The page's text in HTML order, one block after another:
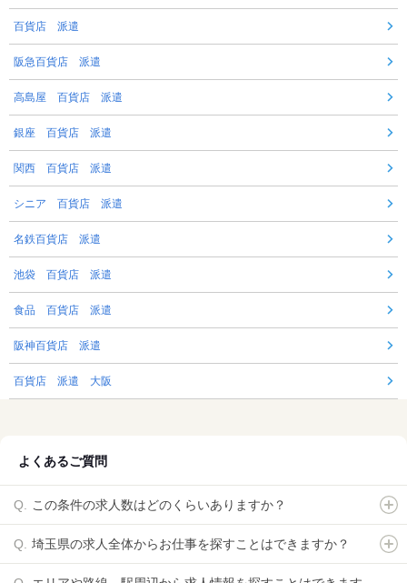
百貨店 派遣
阪急百貨店 派遣
高島屋 百貨店 派遣
銀座 百貨店 派遣
関西 百貨店 派遣
シニア 百貨店 派遣
名鉄百貨店 派遣
池袋 百貨店 派遣
食品 百貨店 派遣
阪神百貨店 派遣
百貨店 派遣 大阪
よくあるご質問
この条件の求人数はどのくらいありますか？
埼玉県の求人全体からお仕事を探すことはできますか？